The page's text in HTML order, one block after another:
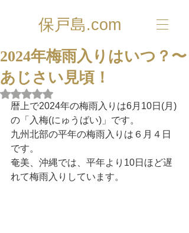
保戸島.com
2024年梅雨入りはいつ？〜
あじさい見頃！
5つ星のうちNaNと評価されています。
暦上で2024年の梅雨入りは6月10日(月)
の「入梅(にゅうばい)」です。
九州北部の平年の梅雨入りは６月４日
です。
奄美、沖縄では、平年より10日ほど遅
れて梅雨入りしています。